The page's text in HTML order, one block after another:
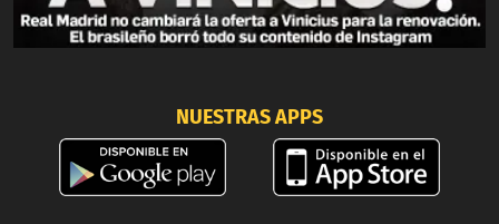
NUESTRAS APPS